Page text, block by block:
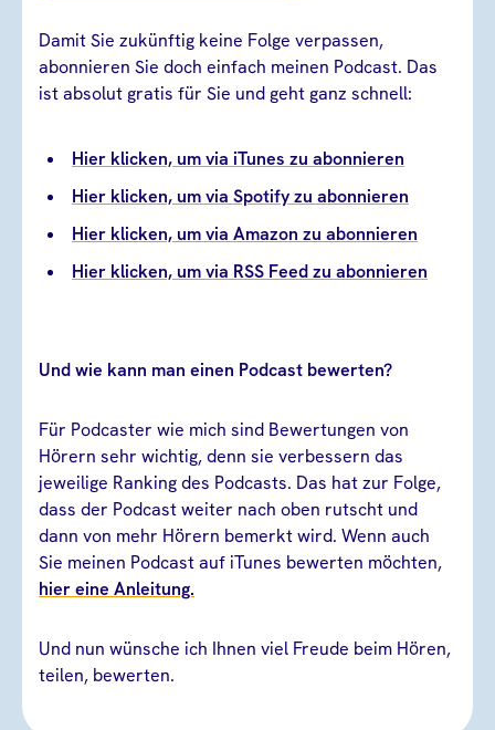
Damit Sie zukünftig keine Folge verpassen,
abonnieren Sie doch einfach meinen Podcast. Das
ist absolut gratis für Sie und geht ganz schnell:
Hier klicken, um via iTunes zu abonnieren
Hier klicken, um via Spotify zu abonnieren
Hier klicken, um via Amazon zu abonnieren
Hier klicken, um via RSS Feed zu abonnieren
Und wie kann man einen Podcast bewerten?
Für Podcaster wie mich sind Bewertungen von
Hörern sehr wichtig, denn sie verbessern das
jeweilige Ranking des Podcasts. Das hat zur Folge,
dass der Podcast weiter nach oben rutscht und
dann von mehr Hörern bemerkt wird. Wenn auch
Sie meinen Podcast auf iTunes bewerten möchten,
hier eine Anleitung.
Und nun wünsche ich Ihnen viel Freude beim Hören,
teilen, bewerten.